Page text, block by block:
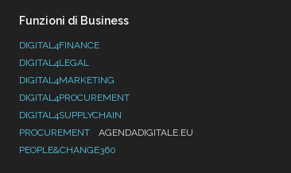
Funzioni di Business
DIGITAL4FINANCE
DIGITAL4LEGAL
DIGITAL4MARKETING
DIGITAL4PROCUREMENT
DIGITAL4SUPPLYCHAIN
PROCUREMENT
AGENDADIGITALE.EU
PEOPLE&CHANGE360